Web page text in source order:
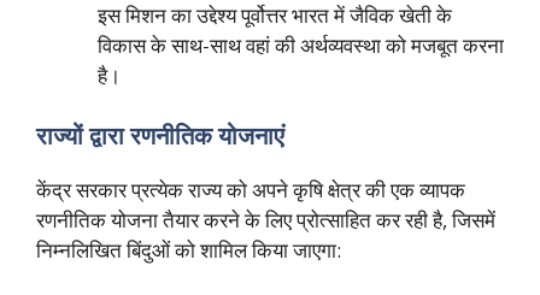
इस मिशन का उद्देश्य पूर्वोत्तर भारत में जैविक खेती के
विकास के साथ-साथ वहां की अर्थव्यवस्था को मजबूत करना
है।
राज्यों द्वारा रणनीतिक योजनाएं
केंद्र सरकार प्रत्येक राज्य को अपने कृषि क्षेत्र की एक व्यापक
रणनीतिक योजना तैयार करने के लिए प्रोत्साहित कर रही है, जिसमें
निम्नलिखित बिंदुओं को शामिल किया जाएगा: